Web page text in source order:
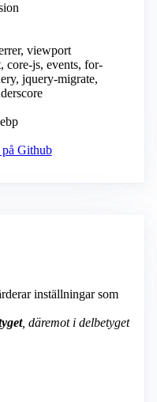
viewport
core-js, events, for-
jquery-migrate,
Github
inställningar som
, däremot i delbetyget